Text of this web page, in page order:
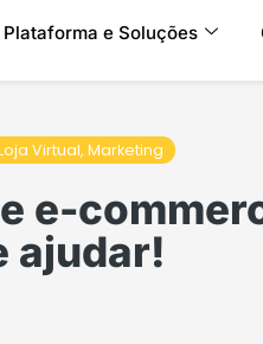
Plataforma e Soluções
Virtual, Marketing
e-
ajudar!